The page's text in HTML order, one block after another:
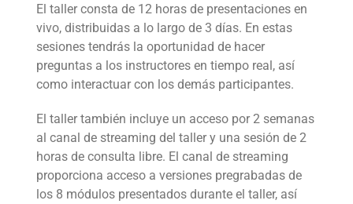
El taller consta de 12 horas de presentaciones en
vivo, distribuidas a lo largo de 3 días. En estas
sesiones tendrás la oportunidad de hacer
preguntas a los instructores en tiempo real, así
como interactuar con los demás participantes.
El taller también incluye un acceso por 2 semanas
al canal de streaming del taller y una sesión de 2
horas de consulta libre. El canal de streaming
proporciona acceso a versiones pregrabadas de
los 8 módulos presentados durante el taller, así